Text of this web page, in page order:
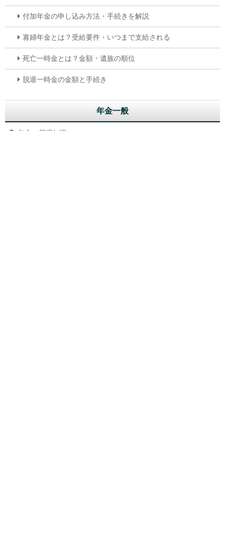
付加年金の申し込み方法・手続きを解説
寡婦年金とは？受給要件・いつまで支給される
死亡一時金とは？金額・遺族の順位
脱退一時金の金額と手続き
年金一般
年金の基礎知識